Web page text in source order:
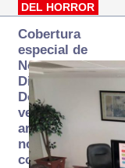
DEL HORROR
Cobertura
especial de
Norte
Digital:
Donde la
verdad
arde… pero
no se
consume